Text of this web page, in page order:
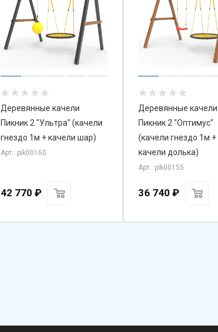
Деревянные качели
Пикник 2 "Ультра" (качели
гнездо 1м + качели шар)
Арт.: pik00160
42 770 ₽
Деревянные качели
Пикник 2 "Оптимус"
(качели гнездо 1м +
качели долька)
Арт.: pik00155
36 740 ₽